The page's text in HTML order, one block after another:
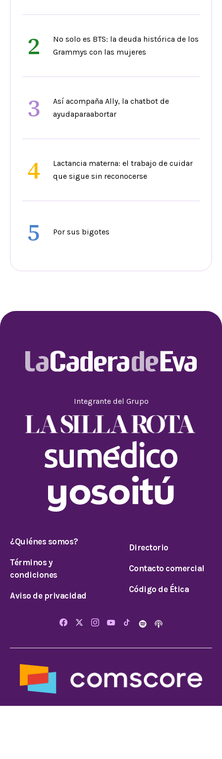
2
No solo es BTS: la deuda histórica de los
Grammys con las mujeres
3
Así acompaña Ally, la chatbot de
ayudaparaabortar
4
Lactancia materna: el trabajo de cuidar
que sigue sin reconocerse
5 Por sus bigotes
Integrante del Grupo
¿Quiénes somos?
Términos y
condiciones
Aviso de privacidad
Directorio
Contacto comercial
Código de Ética